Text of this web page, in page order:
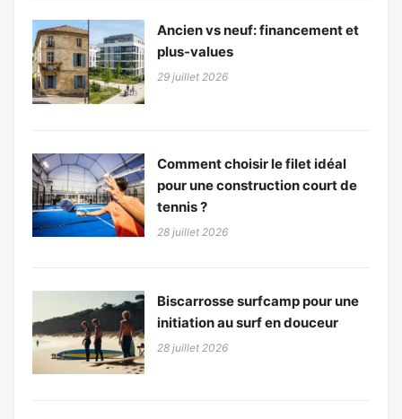
Ancien vs neuf: financement et
plus-values
29 juillet 2026
Comment choisir le filet idéal
pour une construction court de
tennis ?
28 juillet 2026
Biscarrosse surfcamp pour une
initiation au surf en douceur
28 juillet 2026